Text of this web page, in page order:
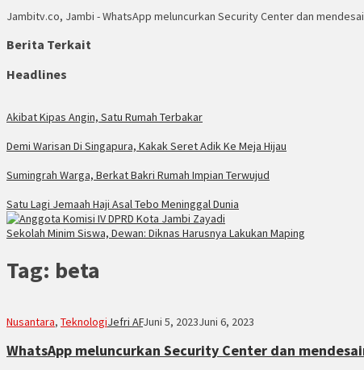
Jambitv.co, Jambi - WhatsApp meluncurkan Security Center dan
Berita Terkait
Headlines
Akibat Kipas Angin, Satu Rumah Terbakar
Demi Warisan Di Singapura, Kakak Seret Adik Ke Meja Hijau
Sumingrah Warga, Berkat Bakri Rumah Impian Terwujud
Satu Lagi Jemaah Haji Asal Tebo Meninggal Dunia
Sekolah Minim Siswa, Dewan: Diknas Harusnya Lakukan Maping
Tag: beta
Nusantara, TeknologiJefri AFJuni 5, 2023Juni 6, 2023
WhatsApp meluncurkan Security Center dan